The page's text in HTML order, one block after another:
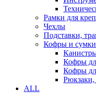
Рамки для
Чехлы
Подставки,
Кофры и сумки
Кофры
Кофры
Рюкзаки,
ALL